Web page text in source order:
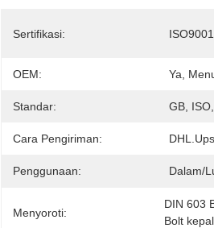
Sertifikasi: ISO9001
OEM: Ya,
Standar: GB,
Cara Pengiriman:
Penggunaan: Dalam/
Menyoroti:
DIN 603
Bolt